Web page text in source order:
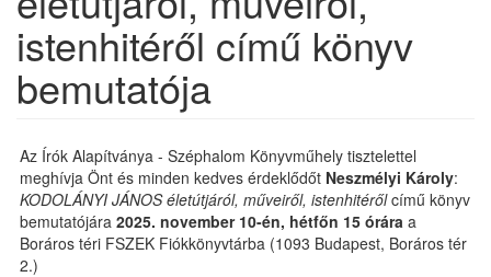
istenhitéről című könyv
bemutatója
Az Írók Alapítványa - Széphalom Könyvműhely tisztelettel
meghívja Önt és minden kedves érdeklődőt Neszmélyi Károly:
KODOLÁNYI JÁNOS életútjáról, műveiről, istenhitérőlcímű könyv
bemutatójára 2025. november 10-én, hétfőn 15 órára a
Boráros téri FSZEK Fiókkönyvtárba (1093 Budapest, Boráros tér
2.)